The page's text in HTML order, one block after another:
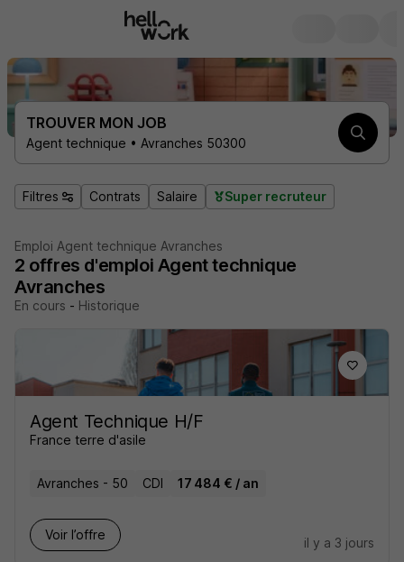
TROUVER MON JOB
Agent technique • Avranches 50300
Filtres Contrats Salaire Super recruteur
Emploi Agent technique Avranches
2 offres d'emploi Agent technique
Avranches
En cours - Historique
Agent Technique H/F
France terre d'asile
Avranches - 50 CDI 17 484 € / an
Voir l’offre
il y a 3 jours